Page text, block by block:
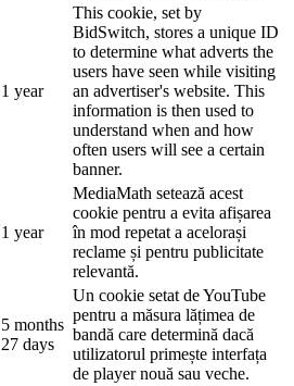
1 year
This cookie, set by
BidSwitch, stores a unique ID
to determine what adverts the
users have seen while visiting
an advertiser's website. This
information is then used to
understand when and how
often users will see a certain
banner.
1 year
MediaMath setează acest
cookie pentru a evita afișarea
în mod repetat a acelorași
reclame și pentru publicitate
relevantă.
5 months
27 days
Un cookie setat de YouTube
pentru a măsura lățimea de
bandă care determină dacă
utilizatorul primește interfața
de player nouă sau veche.